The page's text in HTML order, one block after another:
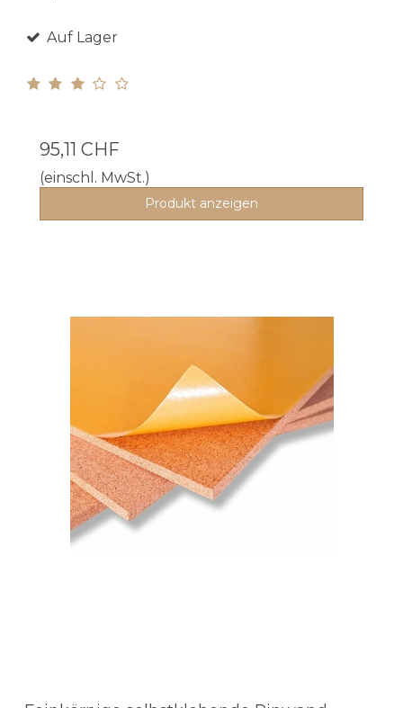
Auf Lager
95,11 CHF
(einschl. MwSt.)
Produkt anzeigen